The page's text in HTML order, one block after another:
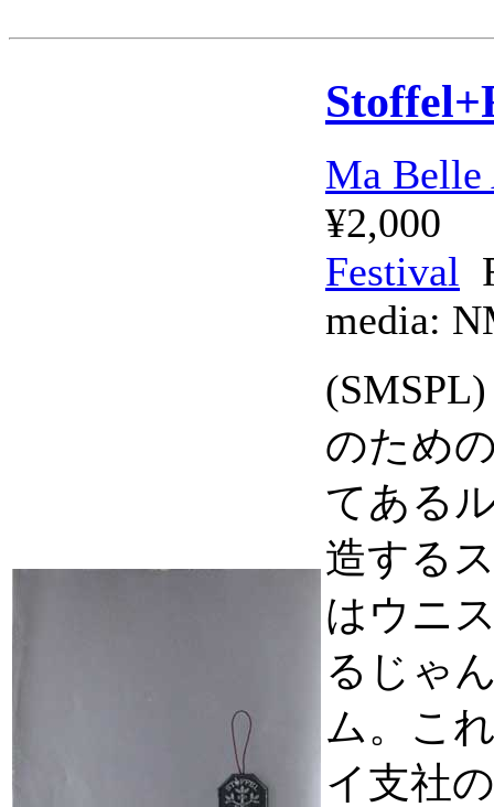
Ma Belle
¥2,000
Festival
media:
のため
てある
造する
はウニ
るじゃ
ム。こ
イ支社